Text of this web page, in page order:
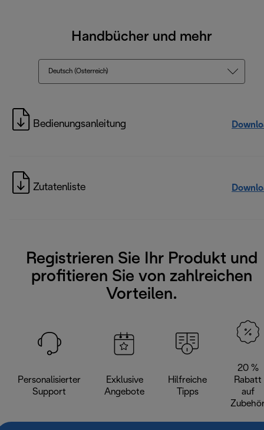
Handbücher und mehr
Deutsch (Österreich)
Bedienungsanleitung
Zutatenliste
Registrieren Sie Ihr Produkt und
profitieren Sie von zahlreichen
Vorteilen.
Personalisierter
Support
Exklusive
Angebote
Hilfreiche
Tipps
20 %
Rabatt
auf